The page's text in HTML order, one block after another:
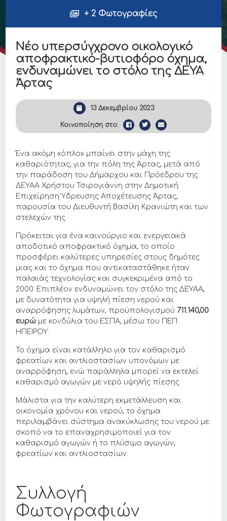
+ 2 Φωτογραφίες
Νέο υπερσύγχρονο οικολογικό
αποφρακτικό-βυτιοφόρο όχημα,
ενδυναμώνει το στόλο της ΔΕΥΑ
Άρτας
13 Δεκεμβρίου 2023
Κοινοποίηση στο:
Ένα ακόμη «όπλο» μπαίνει στην μάχη της
καθαριότητας, για την πόλη της Άρτας, μετά από
την παράδοση του Δήμαρχου και Πρόεδρου της
ΔΕΥΑΑ Χρήστου Τσιρογιάννη στην Δημοτική
Επιχείρηση Ύδρευσης Αποχέτευσης Άρτας,
παρουσία του Διευθυντή Βασίλη Κρανιώτη και των
στελεχών της.
Πρόκειται για ένα καινούργιο και ενεργειακά
αποδοτικό αποφρακτικό όχημα, το οποίο
προσφέρει καλύτερες υπηρεσίες στους δημότες
μιας και το όχημα που αντικαταστάθηκε ήταν
παλαιάς τεχνολογίας και συγκεκριμένα από το
2000. Επιπλέον ενδυναμώνει τον στόλο της ΔΕΥΑΑ,
με δυνατότητα για υψηλή πίεση νερού και
αναρρόφησης λυμάτων, προϋπολογισμού 711.140,00
ευρώ με κονδύλια του ΕΣΠΑ, μέσω του ΠΕΠ
ΗΠΕΙΡΟΥ.
Το όχημα είναι κατάλληλο για τον καθαρισμό
φρεατίων και αντλιοστασίων υπονόμων με
αναρρόφηση, ενώ παράλληλα μπορεί να εκτελεί
καθαρισμό αγωγών με νερό υψηλής πίεσης.
Μάλιστα για την καλύτερη εκμετάλλευση και
οικονομία χρόνου και νερού, το όχημα
περιλαμβάνει σύστημα ανακύκλωσης του νερού με
σκοπό να το επαναχρησιμοποιεί για τον
καθαρισμό αγωγών ή το πλύσιμο αγωγών,
φρεατίων και αντλιοστασίων.
Συλλογή
Φωτογραφιών